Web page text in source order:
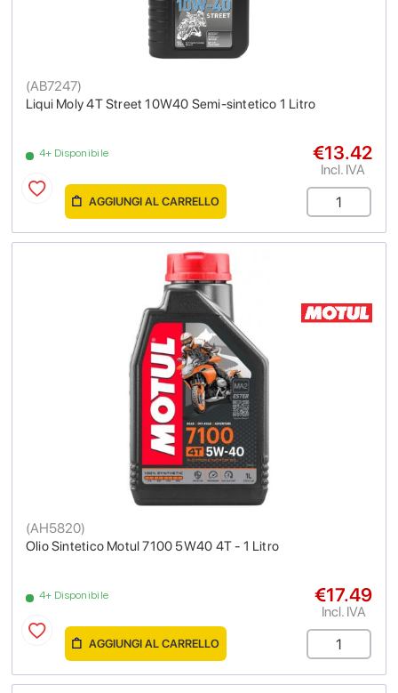
Liqui Moly 4T Street 10W40 Semi-sintetico 1 Litro
(AB7247)
4+ Disponibile €13.42
Incl. IVA
AGGIUNGI AL CARRELLO
Olio Sintetico Motul 7100 5W40 4T - 1 Litro
(AH5820)
4+ Disponibile €17.49
Incl. IVA
AGGIUNGI AL CARRELLO